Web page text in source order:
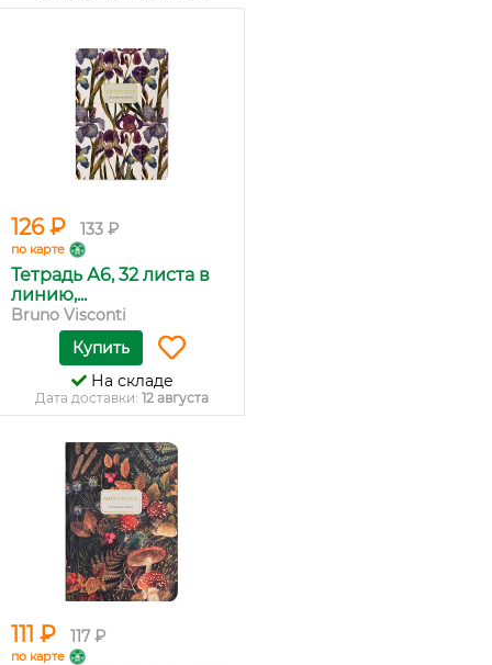
126 ₽ 133 ₽
по карте
Тетрадь А6, 32 листа в
линию,...
Bruno Visconti
Купить
На складе
Дата доставки: 12 августа
111 ₽ 117 ₽
по карте